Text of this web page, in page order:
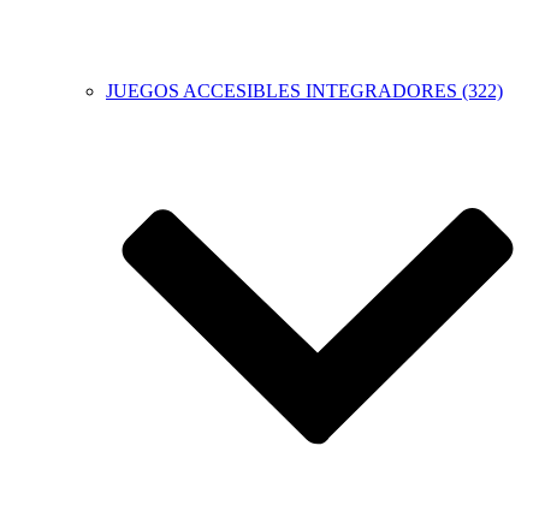
JUEGOS ACCESIBLES INTEGRADORES (322)